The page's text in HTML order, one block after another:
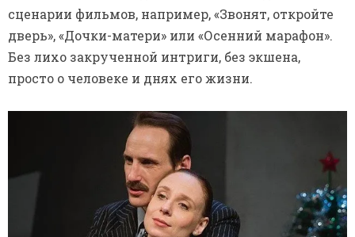
сценарии фильмов, например, «Звонят, откройте
дверь», «Дочки-матери» или «Осенний марафон».
Без лихо закрученной интриги, без экшена,
просто о человеке и днях его жизни.